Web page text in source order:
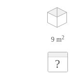
9 m2
?